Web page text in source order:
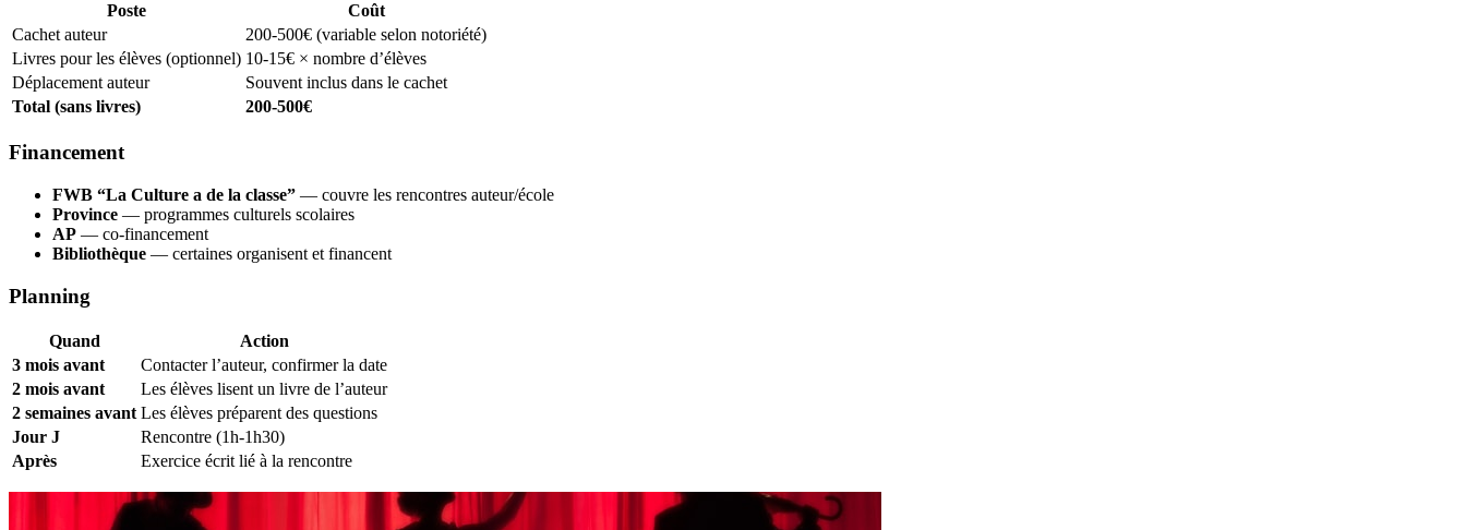
Poste
Coût
Cachet auteur
200-500€ (variable selon notoriété)
Livres pour les élèves (optionnel) 10-15€ × nombre d’élèves
Déplacement auteur
Souvent inclus dans le cachet
Total (sans livres)
200-500€
Financement
FWB “La Culture a de la classe” — couvre les rencontres auteur/école
Province — programmes culturels scolaires
AP — co-financement
Bibliothèque — certaines organisent et financent
Planning
Quand
Action
3 mois avant
Contacter l’auteur, confirmer la date
2 mois avant
Les élèves lisent un livre de l’auteur
2 semaines avant Les élèves préparent des questions
Jour J
Rencontre (1h-1h30)
Après
Exercice écrit lié à la rencontre